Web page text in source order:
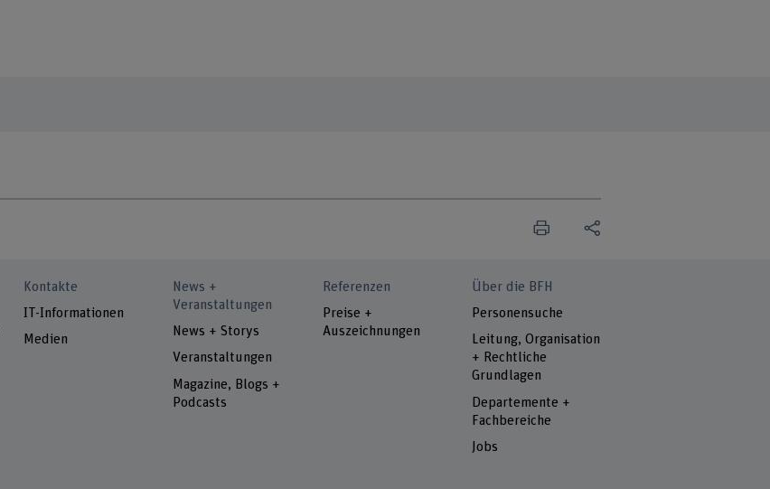
Kontakte
IT-Informationen
Medien
News +
Veranstaltungen
News + Storys
Veranstaltungen
Magazine, Blogs +
Podcasts
Referenzen
Preise +
Auszeichnungen
Über die BFH
Personensuche
Leitung, Organisation
+ Rechtliche
Grundlagen
Departemente +
Fachbereiche
Jobs